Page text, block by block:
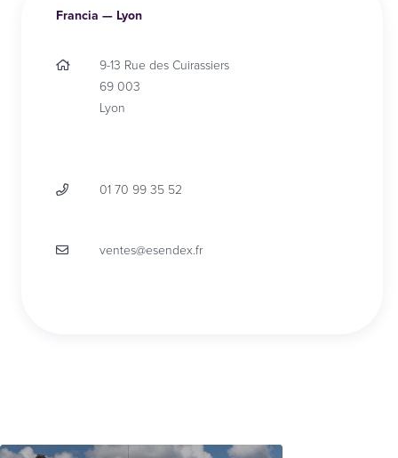
Francia — Lyon
9-13 Rue des Cuirassiers
69 003
Lyon
01 70 99 35 52
ventes@esendex.fr